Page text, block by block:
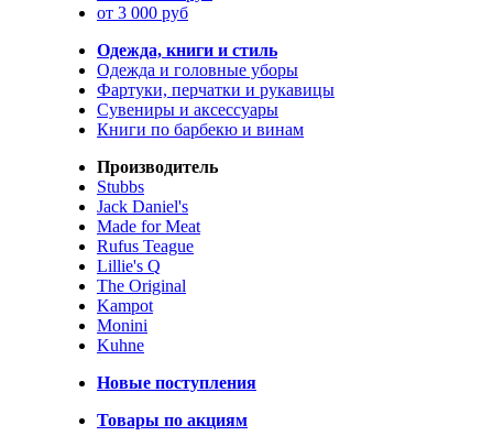
от 3 000 руб
Одежда, книги и стиль
Одежда и головные уборы
Фартуки, перчатки и рукавицы
Сувениры и аксессуары
Книги по барбекю и винам
Производитель
Stubbs
Jack Daniel's
Made for Meat
Rufus Teague
Lillie's Q
The Original
Kampot
Monini
Kuhne
Новые поступления
Товары по акциям